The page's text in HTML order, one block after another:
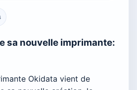
sa nouvelle imprimante:
Okidata vient de